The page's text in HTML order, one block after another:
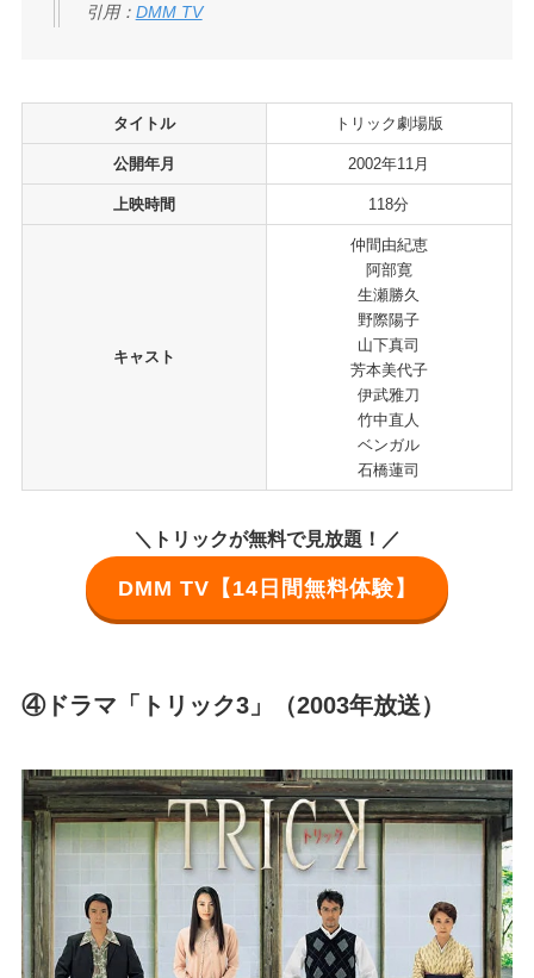
引用： DMM TV
タイトル トリック劇場版
公開年月 2002年11月
上映時間 118分
キャスト
仲間由紀恵
阿部寛
生瀬勝久
野際陽子
山下真司
芳本美代子
伊武雅刀
竹中直人
ベンガル
石橋蓮司
＼トリックが無料で見放題！／
DMM TV【14日間無料体験】
④ドラマ「トリック3」（2003年放送）